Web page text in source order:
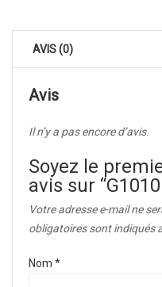
AVIS (0)
Avis
Il n’y a pas encore d’avis.
Soyez le
avis sur
Votre adresse e-mail ne
obligatoires sont indiqués
Nom *